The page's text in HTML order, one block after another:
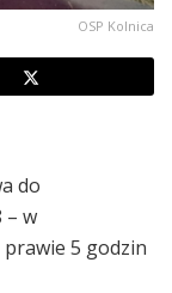
OSP Kolnica
do
– w
prawie 5 godzin